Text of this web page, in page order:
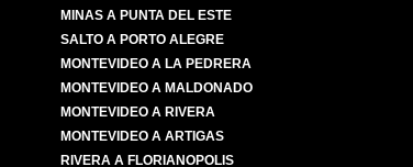
MINAS A PUNTA DEL ESTE
SALTO A PORTO ALEGRE
MONTEVIDEO A LA PEDRERA
MONTEVIDEO A MALDONADO
MONTEVIDEO A RIVERA
MONTEVIDEO A ARTIGAS
RIVERA A FLORIANOPOLIS